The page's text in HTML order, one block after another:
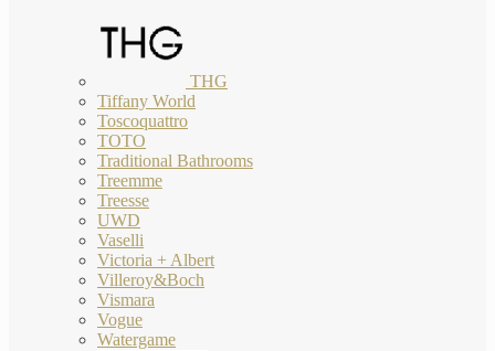
THG
Tiffany World
Toscoquattro
TOTO
Traditional Bathrooms
Treemme
Treesse
UWD
Vaselli
Victoria + Albert
Villeroy&Boch
Vismara
Vogue
Watergame